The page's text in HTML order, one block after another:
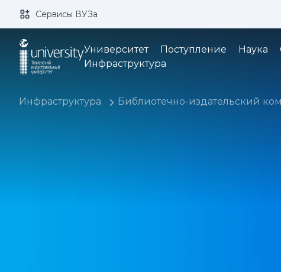
Размер шрифта: Цвет:
Сервисы ВУЗа
Университет Поступление Наука
Инфраструктура
Инфраструктура Библиотечно-издательский